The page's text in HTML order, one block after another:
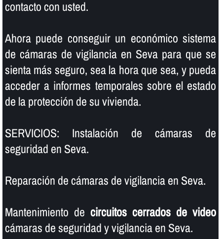
contacto con usted.
Ahora puede conseguir un económico sistema
de cámaras de vigilancia en Seva para que se
sienta más seguro, sea la hora que sea, y pueda
acceder a informes temporales sobre el estado
de la protección de su vivienda.
SERVICIOS: Instalación de cámaras de
seguridad en Seva.
Reparación de cámaras de vigilancia en Seva.
Mantenimiento de circuitos cerrados de video
cámaras de seguridad y vigilancia en Seva.